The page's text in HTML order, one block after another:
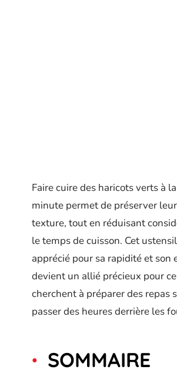
Faire cuire des haricots verts à
minute permet de préserver
texture, tout en réduisant
le temps de cuisson. Cet
apprécié pour sa rapidité et son
devient un allié précieux pour
cherchent à préparer des repas
passer des heures derrière les
SOMMAIRE